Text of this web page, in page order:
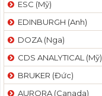
ESC (Mỹ)
EDINBURGH (Anh)
DOZA (Nga)
CDS ANALYTICAL (Mỹ)
BRUKER (Đức)
AURORA (Canada)